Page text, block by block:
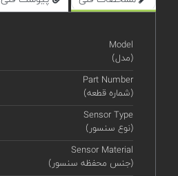
Model
(مدل)
Part Number
(شماره قطعه)
Sensor Type
(نوع سنسور)
Sensor Material
(جنس محفظه سنسور)